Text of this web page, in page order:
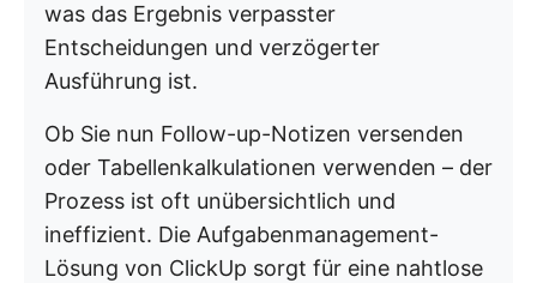
was das Ergebnis verpasster
Entscheidungen und verzögerter
Ausführung ist.
Ob Sie nun Follow-up-Notizen versenden
oder Tabellenkalkulationen verwenden – der
Prozess ist oft unübersichtlich und
ineffizient. Die Aufgabenmanagement-
Lösung von ClickUp sorgt für eine nahtlose